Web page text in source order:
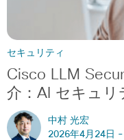
セキュリティ
Cisco LLM
介：AI セキュリ
中村 光宏
2026年4月24日 -